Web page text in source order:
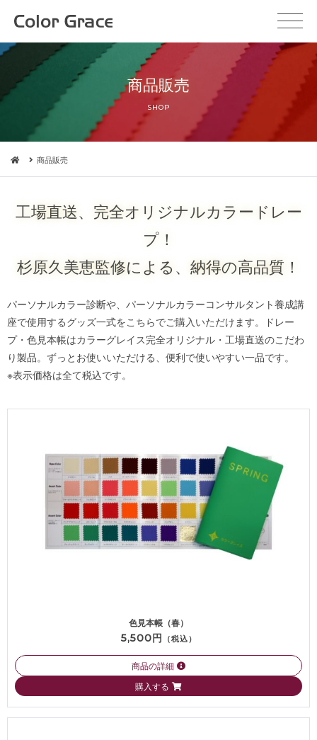
商品販売
SHOP
商品販売
工場直送、完全オリジナルカラードレー
プ！
杉原久美恵監修による、納得の高品質！
パーソナルカラー診断や、パーソナルカラーコンサルタント養成講
座で使用するグッズ一式をこちらでご購入いただけます。ドレー
プ・色見本帳はカラーグレイス完全オリジナル・工場直送のこだわ
り製品。ずっとお使いいただける、便利で使いやすい一品です。
※表示価格は全て税込です。
色見本帳（春）
5,500円
（税込）
商品の詳細
購入する